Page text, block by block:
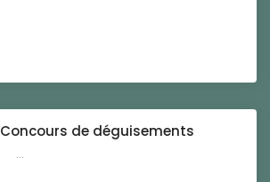
Concours de déguisements
...